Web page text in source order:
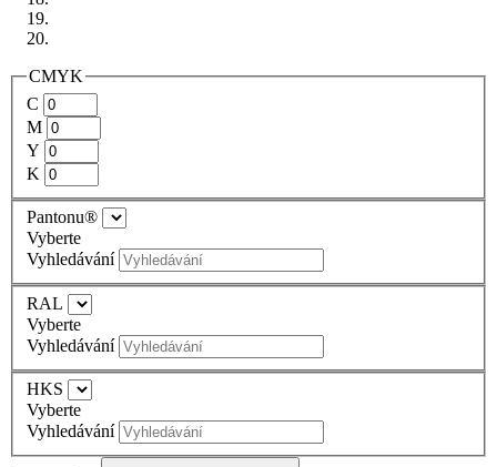
CMYK
C
M
Y
K
Pantonu®
Vyberte
Vyhledávání
RAL
Vyberte
Vyhledávání
HKS
Vyberte
Vyhledávání